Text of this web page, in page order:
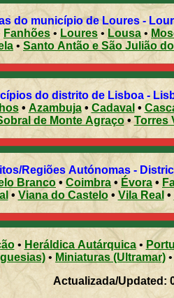
do município de Loures -
Fanhões • Loures • Lousa •
• Santo Antão e São Julião do
Municípios do distrito de
• Azambuja• Cadaval •
de Monte Agraço•Torres
Distritos/Regiões
Branco• Coimbra • Évora •
• Viana do Castelo• Vila Real •
• Heráldica Autárquica•
• Miniaturas (Ultramar)•
Actualizada/Updated: